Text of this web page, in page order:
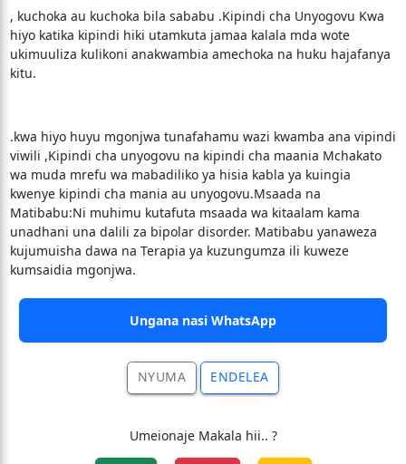
, kuchoka au kuchoka bila sababu .Kipindi cha Unyogovu Kwa
hiyo katika kipindi hiki utamkuta jamaa kalala mda wote
ukimuuliza kulikoni anakwambia amechoka na huku hajafanya
kitu.
.kwa hiyo huyu mgonjwa tunafahamu wazi kwamba ana vipindi
viwili ,Kipindi cha unyogovu na kipindi cha maania Mchakato
wa muda mrefu wa mabadiliko ya hisia kabla ya kuingia
kwenye kipindi cha mania au unyogovu.Msaada na
Matibabu:Ni muhimu kutafuta msaada wa kitaalam kama
unadhani una dalili za bipolar disorder. Matibabu yanaweza
kujumuisha dawa na Terapia ya kuzungumza ili kuweze
kumsaidia mgonjwa.
Ungana nasi WhatsApp
NYUMA ENDELEA
Umeionaje Makala hii.. ?